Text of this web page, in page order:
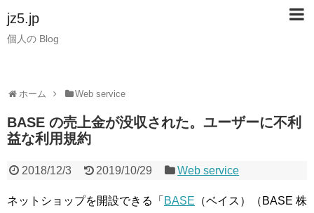
jz5.jp
個人の Blog
ホーム Web service
BASE の売上金が没収された。ユーザーに不利
益な利用規約
2018/12/3 2019/10/29 Web service
ネットショップを開設できる「 BASE （ベイス）（BASE 株